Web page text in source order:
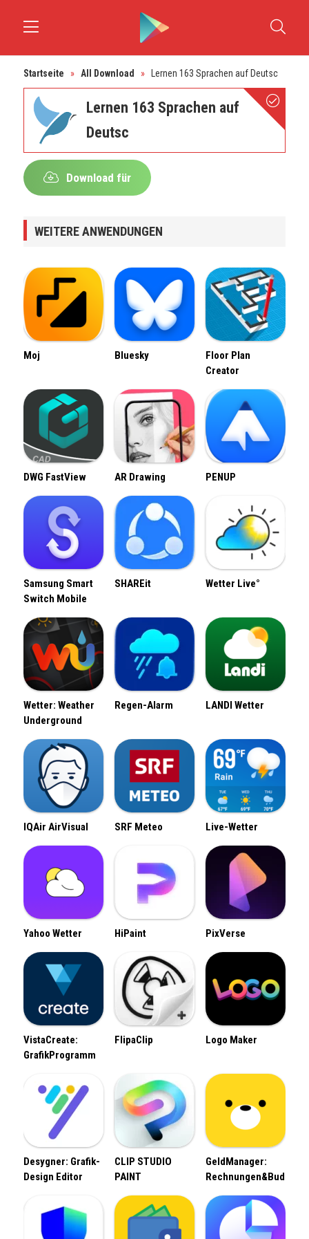
Startseite » All Download » Lernen 163 Sprachen auf Deutsc
Lernen 163 Sprachen auf
Deutsc
Download für
WEITERE ANWENDUNGEN
Moj Bluesky
Floor Plan
Creator
DWG FastView AR Drawing PENUP
Samsung Smart
Switch Mobile
SHAREit Wetter Live°
Wetter: Weather
Underground
Regen-Alarm LANDI Wetter
IQAir AirVisual SRF Meteo Live-Wetter
Yahoo Wetter HiPaint PixVerse
VistaCreate:
GrafikProgramm
FlipaClip Logo Maker
Desygner: Grafik-
Design Editor
CLIP STUDIO
PAINT
GeldManager:
Rechnungen&Budget